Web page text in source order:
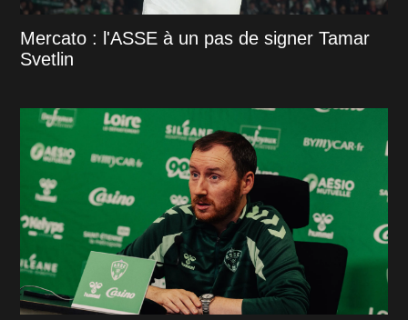
Mercato : l'ASSE à un pas de signer Tamar
Svetlin